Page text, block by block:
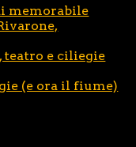
memorabile
teatro e ciliegie
(e ora il fiume)